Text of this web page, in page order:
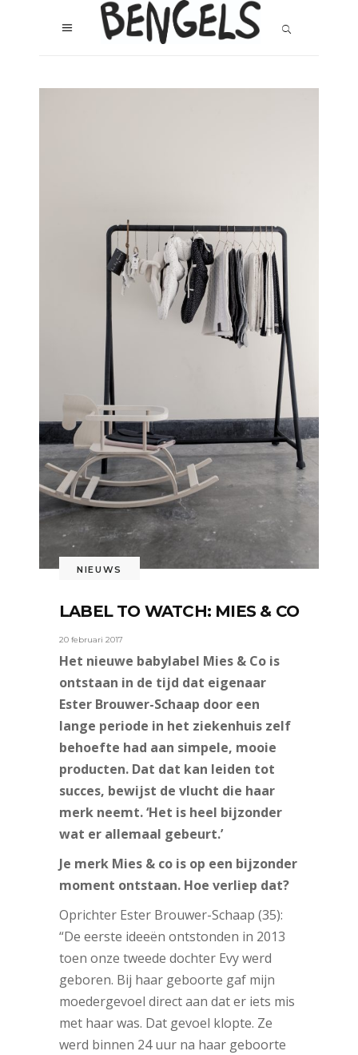
NIEUWS
LABEL TO WATCH: MIES & CO
20 februari 2017
Het nieuwe babylabel Mies & Co is
ontstaan in de tijd dat eigenaar
Ester Brouwer-Schaap door een
lange periode in het ziekenhuis zelf
behoefte had aan simpele, mooie
producten. Dat dat kan leiden tot
succes, bewijst de vlucht die haar
merk neemt. ‘Het is heel bijzonder
wat er allemaal gebeurt.’
Je merk Mies & co is op een bijzonder
moment ontstaan. Hoe verliep dat?
Oprichter Ester Brouwer-Schaap (35):
“De eerste ideeën ontstonden in 2013
toen onze tweede dochter Evy werd
geboren. Bij haar geboorte gaf mijn
moedergevoel direct aan dat er iets mis
met haar was. Dat gevoel klopte. Ze
werd binnen 24 uur na haar geboorte